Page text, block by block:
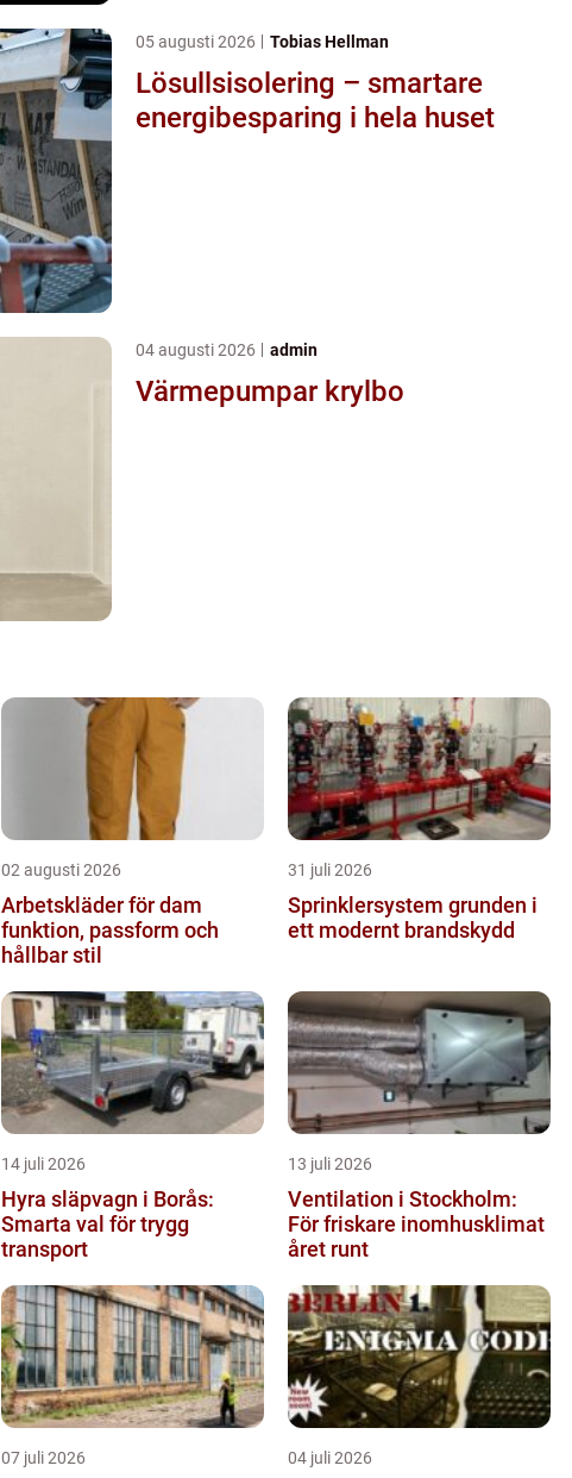
05 augusti 2026 Tobias Hellman
Lösullsisolering – smartare
energibesparing i hela huset
04 augusti 2026 admin
Värmepumpar krylbo
02 augusti 2026
Arbetskläder för dam
funktion, passform och
hållbar stil
31 juli 2026
Sprinklersystem grunden i
ett modernt brandskydd
14 juli 2026
Hyra släpvagn i Borås:
Smarta val för trygg
transport
13 juli 2026
Ventilation i Stockholm:
För friskare inomhusklimat
året runt
07 juli 2026 04 juli 2026